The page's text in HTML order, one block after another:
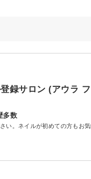
録サロン (アウラ
多数
い。ネイルが初めての方もお